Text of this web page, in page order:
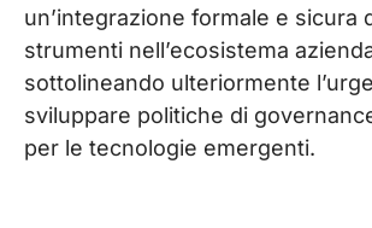
un’integrazione formale e sicura
strumenti nell’ecosistema
sottolineando ulteriormente
sviluppare politiche di
per le tecnologie emergenti.